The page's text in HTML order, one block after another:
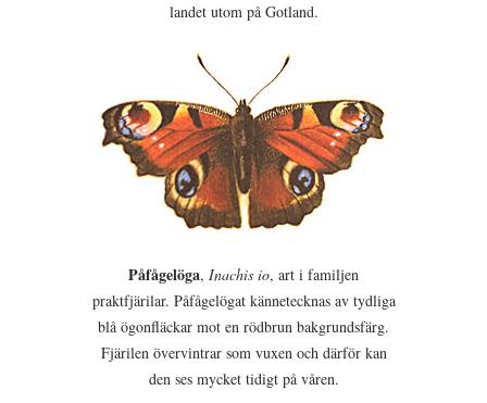
landet utom på Gotland.
Påfågelöga, Inachis io, art i familjen
praktfjärilar. Påfågelögat kännetecknas av tydliga
blå ögonfläckar mot en rödbrun bakgrundsfärg.
Fjärilen övervintrar som vuxen och därför kan
den ses mycket tidigt på våren.